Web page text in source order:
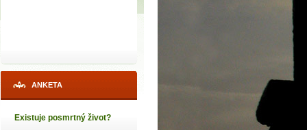
ANKETA
Existuje posmrtný život?